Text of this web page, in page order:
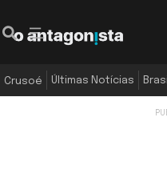
Crusoé Últimas Notícias Brasil